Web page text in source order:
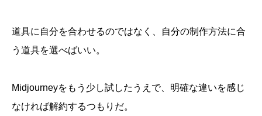
道具に自分を合わせるのではなく、自分の制作方法に合
う道具を選べばいい。
Midjourneyをもう少し試したうえで、明確な違いを感じ
なければ解約するつもりだ。